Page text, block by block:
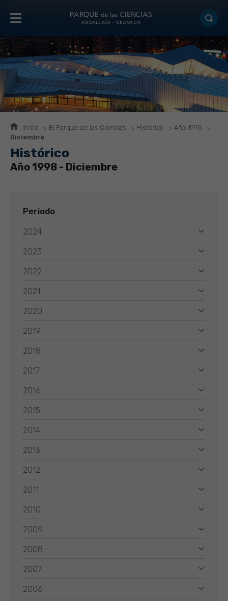
Inicio El Parque de las Ciencias Histórico
Año 1998
Diciembre
Histórico
Año 1998 - Diciembre
Periodo
2024
2023
2022
2021
2020
2019
2018
2017
2016
2015
2014
2013
2012
2011
2010
2009
2008
2007
2006